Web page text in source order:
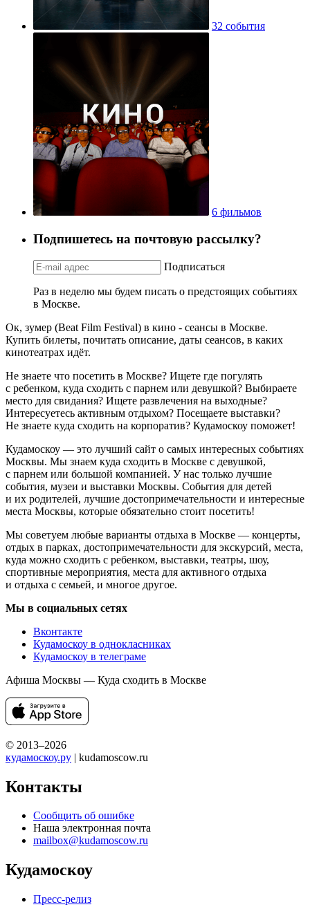
32 события
6 фильмов
Подпишетесь на почтовую рассылку?
Подписаться
Раз в неделю мы будем писать о предстоящих событиях
в Москве.
Ок, зумер (Beat Film Festival) в кино - сеансы в Москве.
Купить билеты, почитать описание, даты сеансов, в каких
кинотеатрах идёт.
Не знаете что посетить в Москве? Ищете где погулять
с ребенком, куда сходить с парнем или девушкой? Выбираете
место для свидания? Ищете развлечения на выходные?
Интересуетесь активным отдыхом? Посещаете выставки?
Не знаете куда сходить на корпоратив? Кудамоскоу поможет!
Кудамоскоу — это лучший сайт о самых интересных событиях
Москвы. Мы знаем куда сходить в Москве с девушкой,
с парнем или большой компанией. У нас только лучшие
события, музеи и выставки Москвы. События для детей
и их родителей, лучшие достопримечательности и интересные
места Москвы, которые обязательно стоит посетить!
Мы советуем любые варианты отдыха в Москве — концерты,
отдых в парках, достопримечательности для экскурсий, места,
куда можно сходить с ребенком, выставки, театры, шоу,
спортивные мероприятия, места для активного отдыха
и отдыха с семьей, и многое другое.
Мы в социальных сетях
Вконтакте
Кудамоскоу в однокласниках
Кудамоскоу в телеграме
Афиша Москвы — Куда сходить в Москве
© 2013–2026
кудамоскоу.ру | kudamoscow.ru
Контакты
Сообщить об ошибке
Наша электронная почта
mailbox@kudamoscow.ru
Кудамоскоу
Пресс-релиз